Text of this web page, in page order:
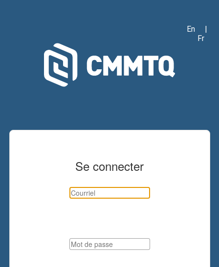
En
|
Fr
Se connecter